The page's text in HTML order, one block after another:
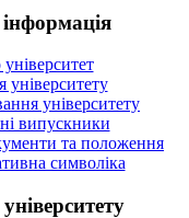
університету
університету
випускники
та положення
символiка